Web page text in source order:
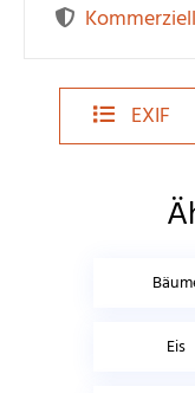
EXIF
Eis